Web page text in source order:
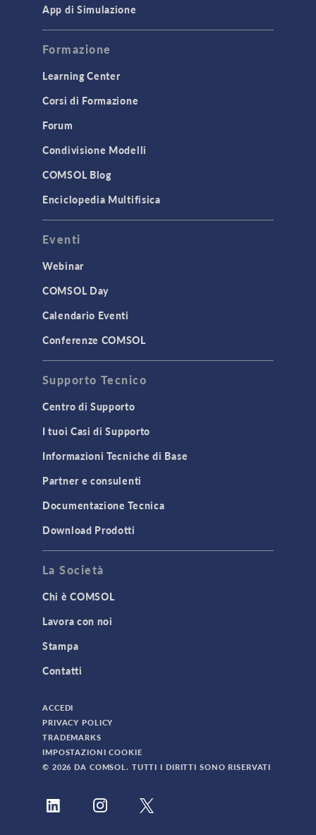
App di Simulazione
Formazione
Learning Center
Corsi di Formazione
Forum
Condivisione Modelli
COMSOL Blog
Enciclopedia Multifisica
Eventi
Webinar
COMSOL Day
Calendario Eventi
Conferenze COMSOL
Supporto Tecnico
Centro di Supporto
I tuoi Casi di Supporto
Informazioni Tecniche di Base
Partner e consulenti
Documentazione Tecnica
Download Prodotti
La Società
Chi è COMSOL
Lavora con noi
Stampa
Contatti
ACCEDI
PRIVACY POLICY
TRADEMARKS
IMPOSTAZIONI COOKIE
© 2026 DA COMSOL. TUTTI I DIRITTI SONO RISERVATI